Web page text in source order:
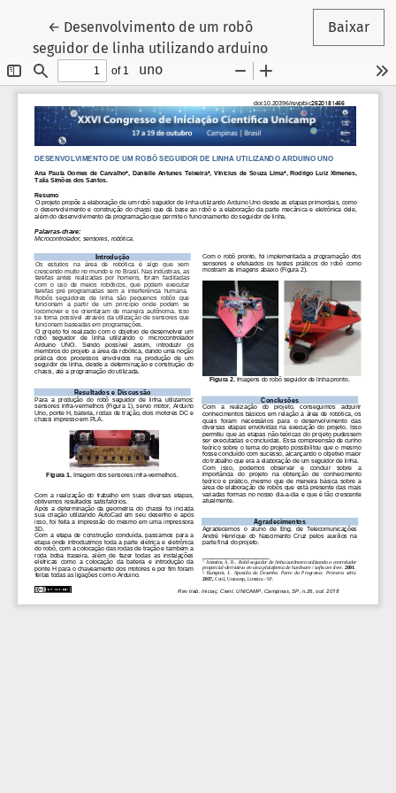
← Voltar aos Detalhes do Artigo
Desenvolvimento de um robô
seguidor de linha utilizando arduino
uno
Baixar